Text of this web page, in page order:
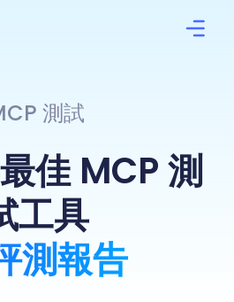
測試
佳 MCP 測
工具
測報告